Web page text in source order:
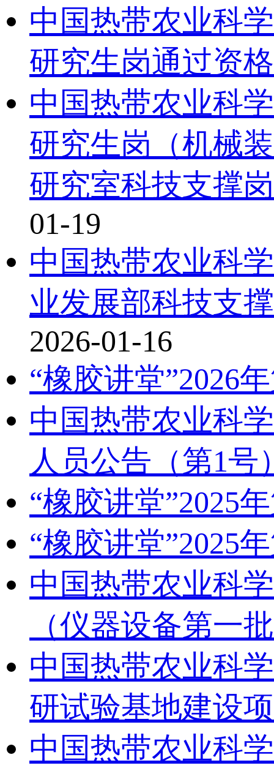
中国热带农业科
研究生岗通过资
中国热带农业科
研究生岗（机械
研究室科技支撑
01-19
中国热带农业科
业发展部科技支
2026-01-16
“橡胶讲堂”2026
中国热带农业科
人员公告（第1号
“橡胶讲堂”2025
“橡胶讲堂”2025
中国热带农业科
（仪器设备第一
中国热带农业科
研试验基地建设
中国热带农业科